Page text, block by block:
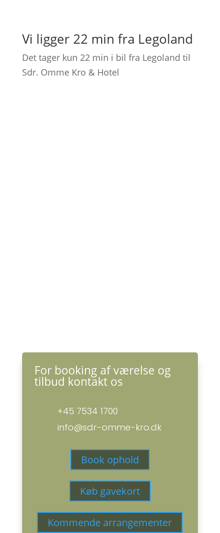
Vi ligger 22 min fra Legoland
Det tager kun 22 min i bil fra Legoland til
Sdr. Omme Kro & Hotel
For booking af værelse og
tilbud kontakt os
+45 7534 1700
info@sdr-omme-kro.dk
Book ophold
Køb gavekort
Kommende arrangementer